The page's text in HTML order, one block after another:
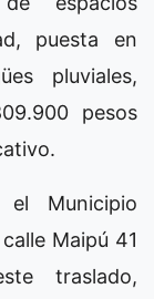
puesta en
pluviales,
pesos
el Municipio
Maipú 41
traslado,